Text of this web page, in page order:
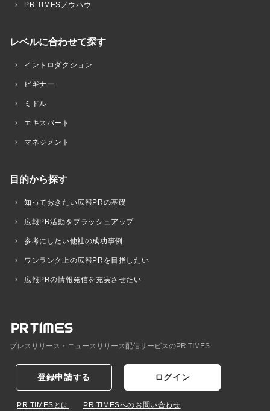
PR TIMESノウハウ
レベルに合わせて探す
イントロダクション
ビギナー
ミドル
エキスパート
マネジメント
目的から探す
知っておきたい広報PRの基礎
広報PR活動をブラッシュアップ
参考にしたい他社の成功事例
ワンランク上の広報PRを目指したい
広報PRの情報発信を充実させたい
プレスリリース・ニュースリリース配信サービスのPR TIMES
登録申請する ログイン
PR TIMESとは PR TIMESへのお問い合わせ